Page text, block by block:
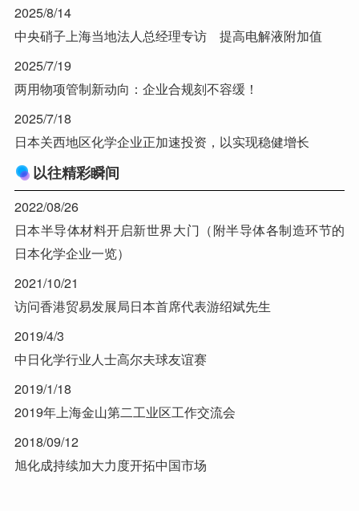
2025/8/14
中央硝子上海当地法人总经理专访 提高电解液附加值
2025/7/19
两用物项管制新动向：企业合规刻不容缓！
2025/7/18
日本关西地区化学企业正加速投资，以实现稳健增长
以往精彩瞬间
2022/08/26
日本半导体材料开启新世界大门（附半导体各制造环节的
日本化学企业一览）
2021/10/21
访问香港贸易发展局日本首席代表游绍斌先生
2019/4/3
中日化学行业人士高尔夫球友谊赛
2019/1/18
2019年上海金山第二工业区工作交流会
2018/09/12
旭化成持续加大力度开拓中国市场